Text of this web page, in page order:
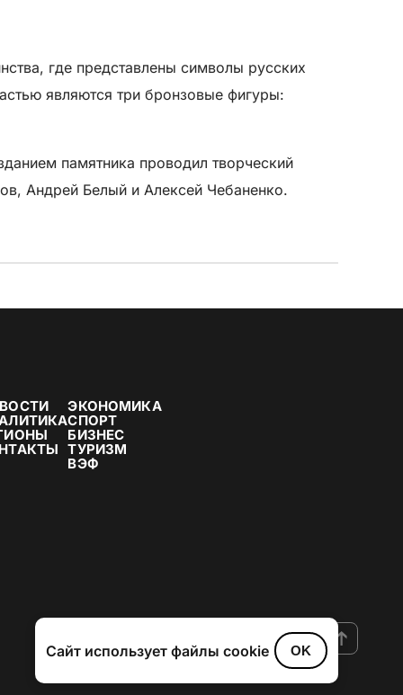
где представлены символы русских
являются три бронзовые фигуры:
памятника проводил творческий
Андрей Белый и Алексей Чебаненко.
ЭКОНОМИКА
СПОРТ
БИЗНЕС
ТУРИЗМ
ВЭФ
Сайт использует файлы cookie OK